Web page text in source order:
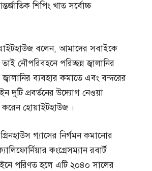
শিপিং খাত সর্বোচ্চ
বলেন, আমাদের সবাইকে
নৌপরিবহনে পরিচ্ছন্ন জ্বালানির
ব্যবহার কমাতে এবং বন্দরের
প্রবর্তনের উদ্যোগ নেওয়া
করেন হোয়াইটহাউজ ।
গ্রিনহাউস গ্যাসের নির্গমন কমানোর
কংগ্রেসম্যান রবার্ট
পরিণত হলে এটি ২০৪০ সালের